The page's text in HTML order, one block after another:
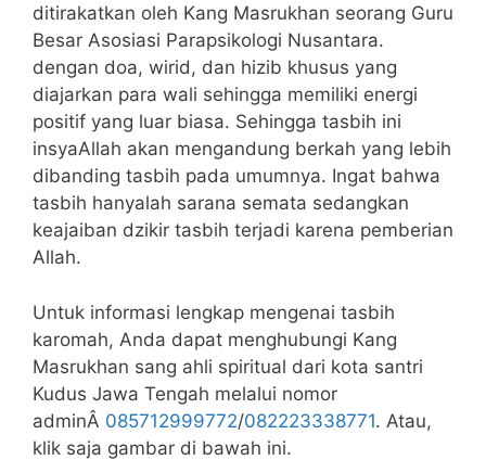
ditirakatkan oleh Kang Masrukhan seorang Guru
Besar Asosiasi Parapsikologi Nusantara.
dengan doa, wirid, dan hizib khusus yang
diajarkan para wali sehingga memiliki energi
positif yang luar biasa. Sehingga tasbih ini
insyaAllah akan mengandung berkah yang lebih
dibanding tasbih pada umumnya. Ingat bahwa
tasbih hanyalah sarana semata sedangkan
keajaiban dzikir tasbih terjadi karena pemberian
Allah.
Untuk informasi lengkap mengenai tasbih
karomah, Anda dapat menghubungi Kang
Masrukhan sang ahli spiritual dari kota santri
Kudus Jawa Tengah melalui nomor
adminÂ 085712999772/082223338771. Atau,
klik saja gambar di bawah ini.